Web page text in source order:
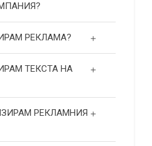
РЕКЛАМА?
ТЕКСТА НА
РЕКЛАМНИЯ